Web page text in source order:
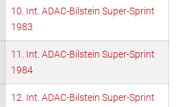
10. Int. ADAC-Bilstein Super-Sprint
1983
11. Int. ADAC-Bilstein Super-Sprint
1984
12. Int. ADAC-Bilstein Super-Sprint